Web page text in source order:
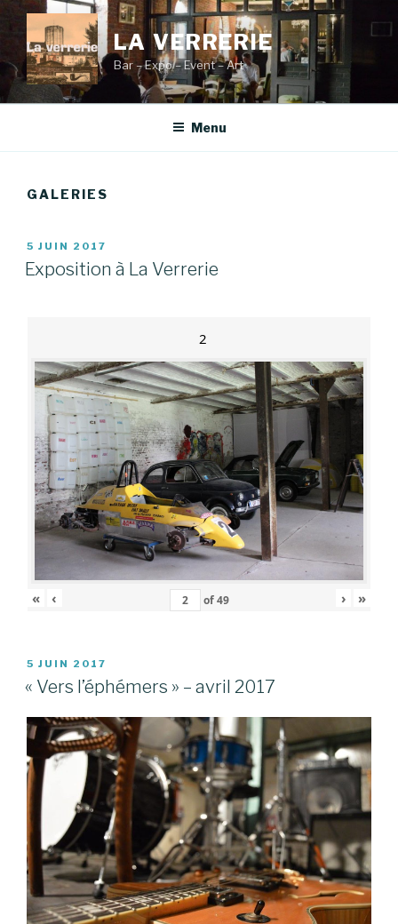
contenu
principal
LA VERRERIE
Bar – Expo – Event – Art
Menu
GALERIES
PUBLIÉ
LE
5 JUIN 2017
Exposition à La Verrerie
2
« ‹ of49 › »
PUBLIÉ
LE
5 JUIN 2017
« Vers l’éphémers » – avril 2017